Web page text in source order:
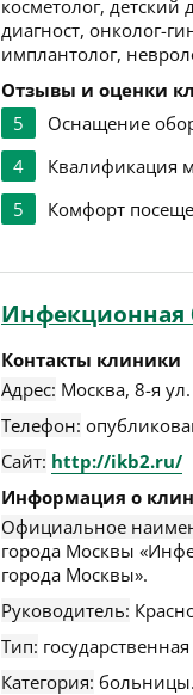
косметолог,
диагност, онколог-
имплантолог,
Отзывы и оценки
5
Оснащение
4
Квалификация
5
Комфорт
Контакты клиники
Адрес: Москва, 8-я
Телефон:
Сайт: http://ikb2.ru/
Информация о
Официальное
города Москвы
города Москвы».
Руководитель:
Тип:
Категория: больницы.